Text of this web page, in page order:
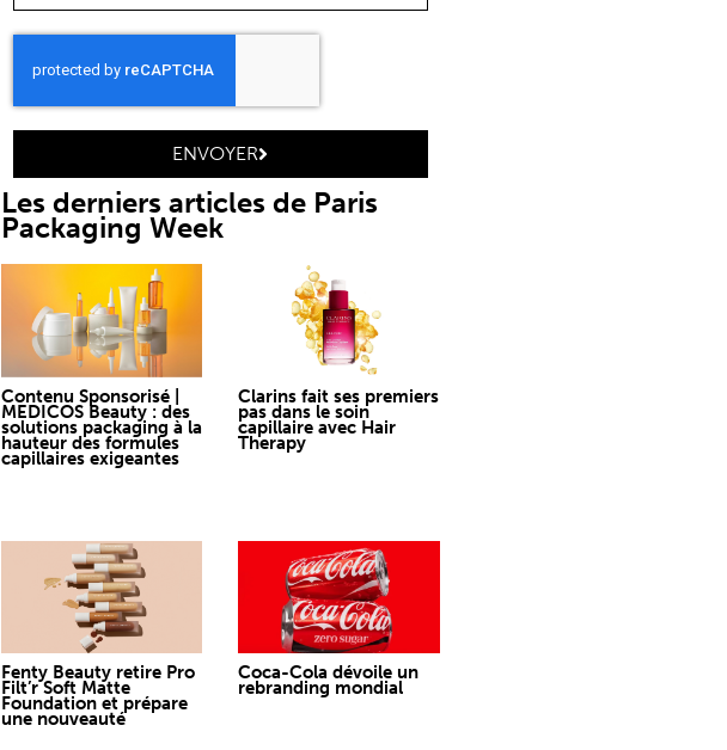
ENVOYER
Les derniers articles de Paris
Packaging Week
Contenu Sponsorisé |
MEDICOS Beauty : des
solutions packaging à la
hauteur des formules
capillaires exigeantes
Clarins fait ses premiers
pas dans le soin
capillaire avec Hair
Therapy
Fenty Beauty retire Pro
Filt’r Soft Matte
Foundation et prépare
une nouveauté
Coca-Cola dévoile un
rebranding mondial